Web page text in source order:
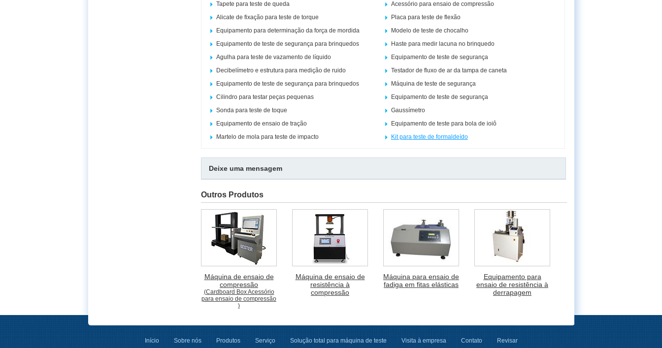
Tapete para teste de queda
Acessório para ensaio de compressão
Alicate de fixação para teste de torque
Placa para teste de flexão
Equipamento para determinação da força de mordida
Modelo de teste de chocalho
Equipamento de teste de segurança para brinquedos
Haste para medir lacuna no brinquedo
Agulha para teste de vazamento de líquido
Equipamento de teste de segurança
Decibelímetro e estrutura para medição de ruido
Testador de fluxo de ar da tampa de caneta
Equipamento de teste de segurança para brinquedos
Máquina de teste de segurança
Cilindro para testar peças pequenas
Equipamento de teste de segurança
Sonda para teste de toque
Gaussímetro
Equipamento de ensaio de tração
Equipamento de teste para bola de ioiô
Martelo de mola para teste de impacto
Kit para teste de formaldeído
Deixe uma mensagem
Outros Produtos
Máquina de ensaio de
compressão
(Cardboard Box Acessório
para ensaio de compressão
)
Máquina de ensaio de
resistência à
compressão
Máquina para ensaio de
fadiga em fitas elásticas
Equipamento para
ensaio de resistência à
derrapagem
Início Sobre nós Produtos Serviço Solução total para máquina de teste Visita à empresa Contato Revisar